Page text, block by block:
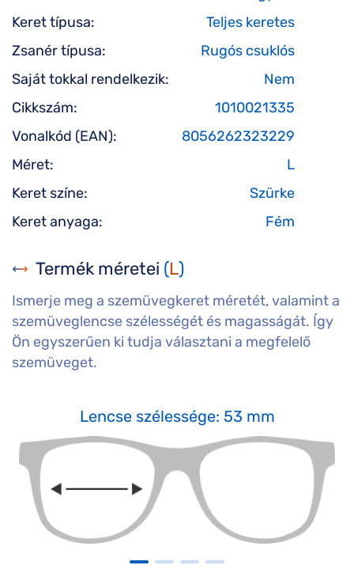
Keret típusa:
Teljes keretes
Zsanér típusa:
Rugós csuklós
Saját tokkal rendelkezik:
Nem
Cikkszám:
1010021335
Vonalkód (EAN):
8056262323229
Méret:
L
Keret színe:
Szürke
Keret anyaga:
Fém
Termék méretei (L)
Ismerje meg a szemüvegkeret méretét, valamint a
szemüveglencse szélességét és magasságát. Így
Ön egyszerűen ki tudja választani a megfelelő
szemüveget.
Lencse szélessége: 53 mm